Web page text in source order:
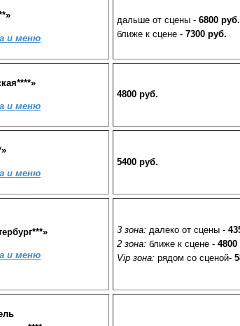
и меню
дальше от сцены - 6800 руб.
ближе к сцене - 7300 руб.
и меню
4800 руб.
и меню
5400 руб.
и меню
3 зона: далеко от сцены -
2 зона: ближе к сцене - 4800
Vip зона: рядом со сценой-